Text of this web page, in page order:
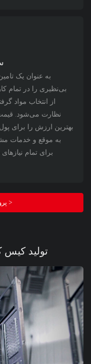
بی‌نظیری را در تمام
از انتخاب مواد
نظارت می‌شود.
بهترین ارزش را برای
به موقع و خدمات
برای تمام
پروژه خود را شروع کنید >
تولید کیس